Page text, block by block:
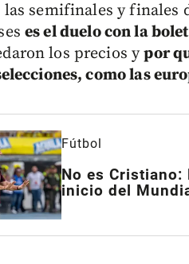
las semifinales y
es el duelo con la
los precios ypor
como las
Fútbol
No es
inicio del